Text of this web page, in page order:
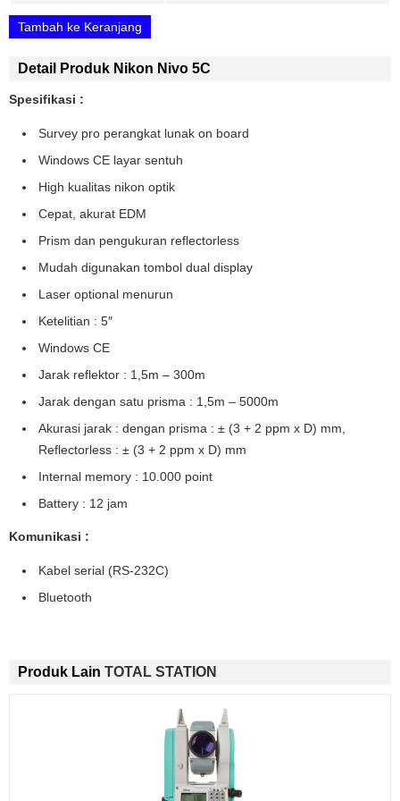
Tambah ke Keranjang
Detail Produk Nikon Nivo 5C
Spesifikasi :
Survey pro perangkat lunak on board
Windows CE layar sentuh
High kualitas nikon optik
Cepat, akurat EDM
Prism dan pengukuran reflectorless
Mudah digunakan tombol dual display
Laser optional menurun
Ketelitian : 5″
Windows CE
Jarak reflektor : 1,5m – 300m
Jarak dengan satu prisma : 1,5m – 5000m
Akurasi jarak : dengan prisma : ± (3 + 2 ppm x D) mm,
Reflectorless : ± (3 + 2 ppm x D) mm
Internal memory : 10.000 point
Battery : 12 jam
Komunikasi :
Kabel serial (RS-232C)
Bluetooth
Produk Lain TOTAL STATION